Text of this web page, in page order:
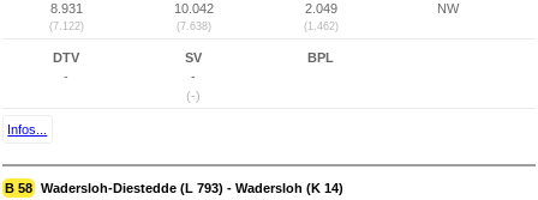
8.931
(7.122)
10.042
(7.638)
2.049
(1.462)
NW
DTV
-
SV
-
(-)
BPL
Infos...
B 58 Wadersloh-Diestedde (L 793) - Wadersloh (K 14)